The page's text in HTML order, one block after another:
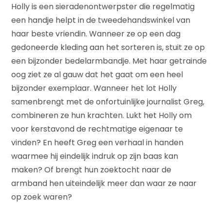
Holly is een sieradenontwerpster die regelmatig
een handje helpt in de tweedehandswinkel van
haar beste vriendin. Wanneer ze op een dag
gedoneerde kleding aan het sorteren is, stuit ze op
een bijzonder bedelarmbandje. Met haar getrainde
oog ziet ze al gauw dat het gaat om een heel
bijzonder exemplaar. Wanneer het lot Holly
samenbrengt met de onfortuinlijke journalist Greg,
combineren ze hun krachten. Lukt het Holly om
voor kerstavond de rechtmatige eigenaar te
vinden? En heeft Greg een verhaal in handen
waarmee hij eindelijk indruk op zijn baas kan
maken? Of brengt hun zoektocht naar de
armband hen uiteindelijk meer dan waar ze naar
op zoek waren?